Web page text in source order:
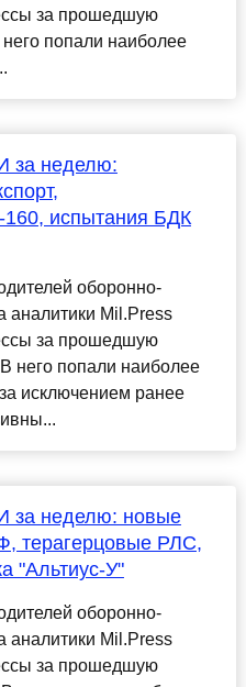
за прошедшую
попали наиболее
за неделю:
испытания БДК
оборонно-
аналитики Mil.Press
за прошедшую
него попали наиболее
исключением ранее
за неделю: новые
терагерцовые РЛС,
"Альтиус-У"
оборонно-
аналитики Mil.Press
за прошедшую